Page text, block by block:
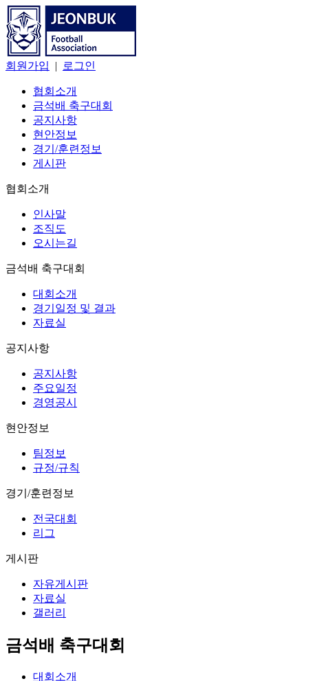
회원가입 | 로그인
협회소개
금석배 축구대회
공지사항
현안정보
경기/훈련정보
게시판
협회소개
인사말
조직도
오시는길
금석배 축구대회
대회소개
경기일정 및 결과
자료실
공지사항
공지사항
주요일정
경영공시
현안정보
팀정보
규정/규칙
경기/훈련정보
전국대회
리그
게시판
자유게시판
자료실
갤러리
금석배 축구대회
대회소개